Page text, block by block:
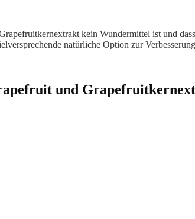
kein Wundermittel ist und
natürliche Option zur
und